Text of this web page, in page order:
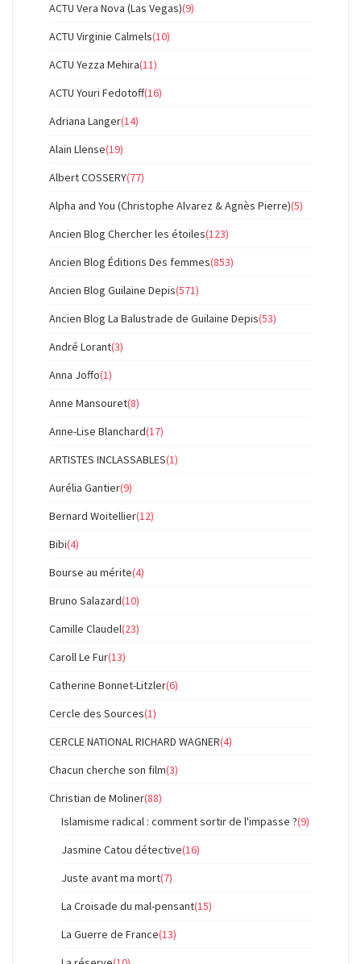
ACTU Vera Nova (Las Vegas)(9)
ACTU Virginie Calmels(10)
ACTU Yezza Mehira(11)
ACTU Youri Fedotoff(16)
Adriana Langer(14)
Alain Llense(19)
Albert COSSERY(77)
Alpha and You (Christophe Alvarez & Agnès Pierre)(5)
Ancien Blog Chercher les étoiles(123)
Ancien Blog Éditions Des femmes(853)
Ancien Blog Guilaine Depis(571)
Ancien Blog La Balustrade de Guilaine Depis(53)
André Lorant(3)
Anna Joffo(1)
Anne Mansouret(8)
Anne-Lise Blanchard(17)
ARTISTES INCLASSABLES(1)
Aurélia Gantier(9)
Bernard Woitellier(12)
Bibi(4)
Bourse au mérite(4)
Bruno Salazard(10)
Camille Claudel(23)
Caroll Le Fur(13)
Catherine Bonnet-Litzler(6)
Cercle des Sources(1)
CERCLE NATIONAL RICHARD WAGNER(4)
Chacun cherche son film(3)
Christian de Moliner(88)
Islamisme radical : comment sortir de l'impasse ?(9)
Jasmine Catou détective(16)
Juste avant ma mort(7)
La Croisade du mal-pensant(15)
La Guerre de France(13)